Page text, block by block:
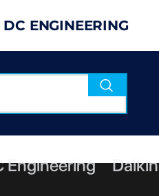
DC ENGINEERING
Engineering Daikin